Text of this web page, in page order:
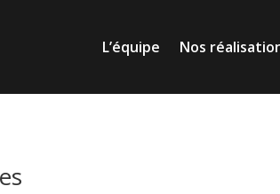
L’équipe Nos
L’équipe Nos